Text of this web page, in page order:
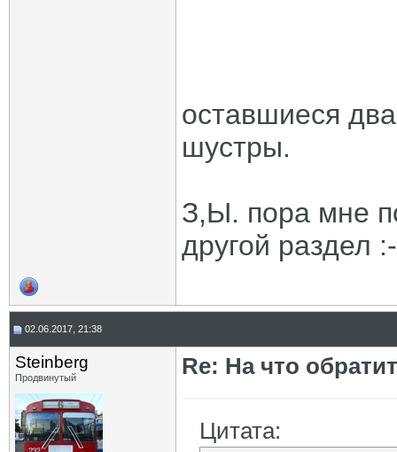
оставшиеся
шустры.
З,Ы. пора мне
другой раздел
02.06.2017, 21:38
Steinberg
Продвинутый Re: На что
Цитата: